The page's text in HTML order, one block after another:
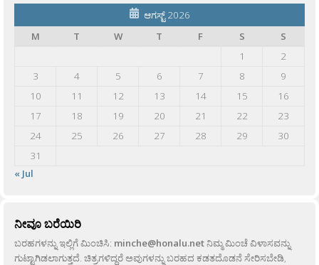
ಆಗಸ್ಟ್ 2026
M
T W T F S
S
1
2
3
4 5 6 7 8
9
10
11 12 13 14 15
16
17
18 19 20 21 22
23
24
25 26 27 28 29
30
31
« Jul
ನೀವೂ ಬರೆಯಿರಿ
ಬರಹಗಳನ್ನು ಇಲ್ಲಿಗೆ ಮಿಂಚಿಸಿ: minche@honalu.netನಿಮ್ಮ ಮಿಂಚೆ ವಿಳಾಸವನ್ನು
ಗುಟ್ಟಾಗಿಡಲಾಗುತ್ತದೆ. ಚಿತ್ರಗಳಿದ್ದರೆ ಅವುಗಳನ್ನು ಬರಹದ ಕಡತದೊಡನೆ ಸೇರಿಸಬೇಡಿ,